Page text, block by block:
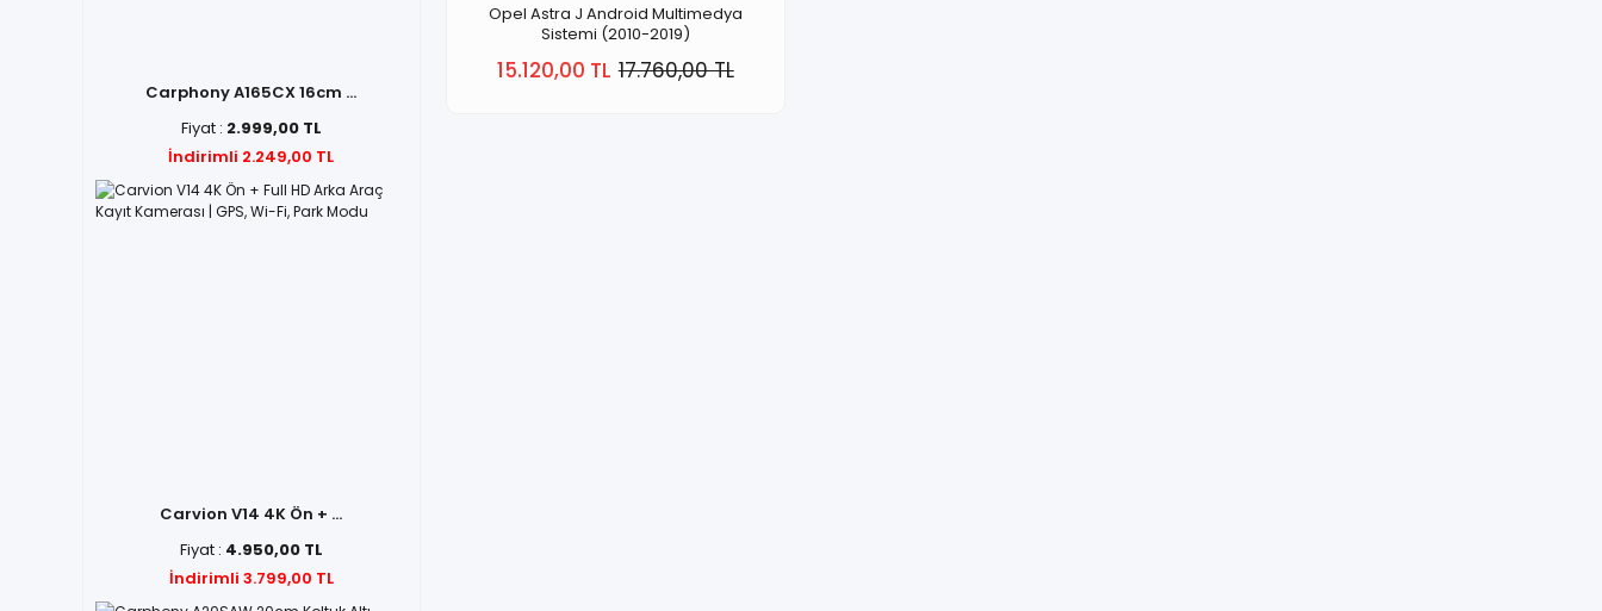
Carphony A165CX 16cm ...
Fiyat : 2.999,00 TL
İndirimli 2.249,00 TL
Carvion V14 4K Ön + ...
Fiyat : 4.950,00 TL
İndirimli 3.799,00 TL
Opel Astra J Android Multimedya
Sistemi (2010-2019)
15.120,00 TL 17.760,00 TL